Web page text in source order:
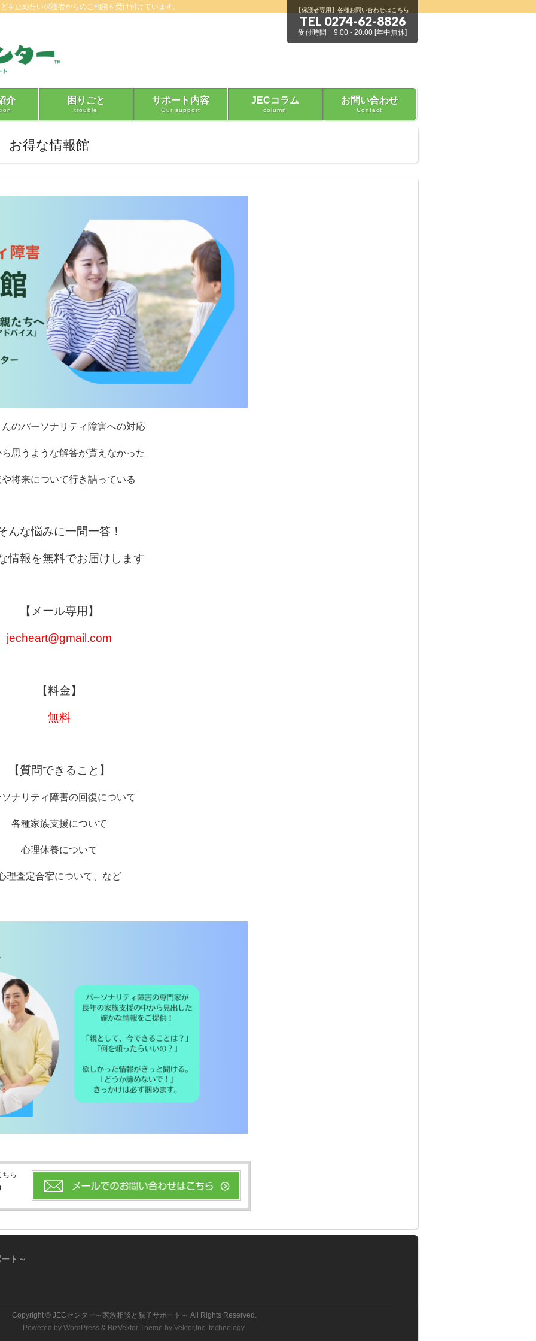
を止めたい保護者からのご相談を受け付けています。 【保護者専用】各種お問い合わせはこちら
TEL 0274-62-8826
受付時間 9:00 - 20:00 [年中無休]
介 困りごと
trouble
サポート内容
Our support
JECコラム
column
お問い合わせ
Contact
得な情報館
のパーソナリティ障害への対応
思うような解答が貰えなかった
将来について行き詰っている
んな悩みに一問一答！
情報を無料でお届けします
【メール専用】
jecheart@gmail.com
【料金】
無料
【質問できること】
ナリティ障害の回復について
各種家族支援について
心理休養について
理査定合宿について、など
ら
ト～
Copyright © JECセンター～家族相談と親子サポート～ All Rights Reserved.
Powered by WordPress& BizVektor Theme by Vektor,Inc. technology.